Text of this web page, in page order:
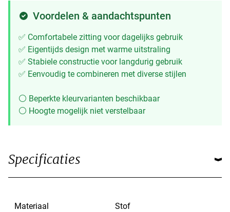
Voordelen & aandachtspunten
✅ Comfortabele zitting voor dagelijks gebruik
✅ Eigentijds design met warme uitstraling
✅ Stabiele constructie voor langdurig gebruik
✅ Eenvoudig te combineren met diverse stijlen
⚪ Beperkte kleurvarianten beschikbaar
⚪ Hoogte mogelijk niet verstelbaar
Specificaties
Materiaal Stof